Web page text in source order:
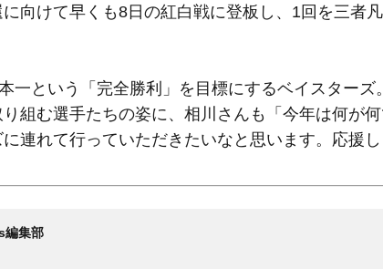
向けて早くも8日の紅白戦に登板し、1回を三者
という「完全勝利」を目標にするベイスターズ
組む選手たちの姿に、相川さんも「今年は何が
連れて行っていただきたいなと思います。応援し
集部